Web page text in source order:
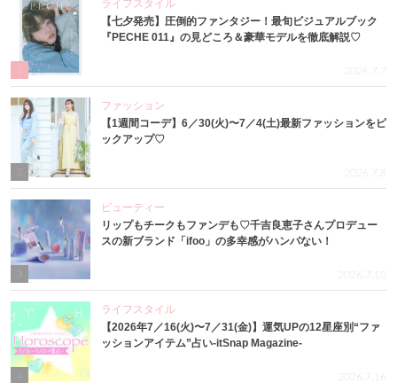
ライフスタイル
【七夕発売】圧倒的ファンタジー！最旬ビジュアルブック
『PECHE 011』の見どころ＆豪華モデルを徹底解説♡
2026.7.7
ファッション
【1週間コーデ】6／30(火)〜7／4(土)最新ファッションをピ
ックアップ♡
2026.7.8
3
ビューティー
リップもチークもファンデも♡千吉良恵子さんプロデュー
スの新ブランド「ifoo」の多幸感がハンパない！
2026.7.10
4
ライフスタイル
【2026年7／16(火)〜7／31(金)】運気UPの12星座別“ファ
ッションアイテム”占い-itSnap Magazine-
2026.7.16